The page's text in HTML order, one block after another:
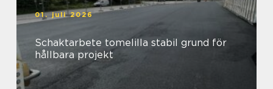
01. juli 2026
Schaktarbete tomelilla stabil grund för
hållbara projekt